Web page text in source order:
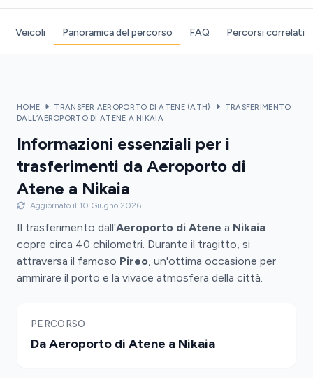
Veicoli Panoramica del percorso FAQ Percorsi correlati
HOME TRANSFER AEROPORTO DI ATENE (ATH)
TRASFERIMENTO
DALL’AEROPORTO DI ATENE A NIKAIA
Informazioni essenziali per i
trasferimenti da Aeroporto di
Atene a Nikaia
Aggiornato il 10 Giugno 2026
Il trasferimento dall'Aeroporto di Atene a Nikaia
copre circa 40 chilometri. Durante il tragitto, si
attraversa il famoso Pireo, un'ottima occasione per
ammirare il porto e la vivace atmosfera della città.
PERCORSO
Da Aeroporto di Atene a Nikaia